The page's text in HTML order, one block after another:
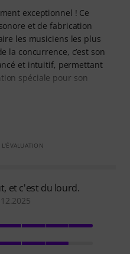
exceptionnel ! Ce
et de fabrication
les musiciens les plus
la concurrence, c’est son
et intuitif, permettant
spéciale pour son
L'ÉVALUATION
et c'est du lourd.